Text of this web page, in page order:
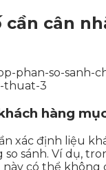
cần cân
hàng
xác định liệu
so sánh. Ví dụ,
có thể không